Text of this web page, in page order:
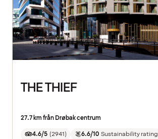
THE THIEF
27.7 km från Drøbak centrum
4.6/5 (2941) 6.6/10 Sustainability rating